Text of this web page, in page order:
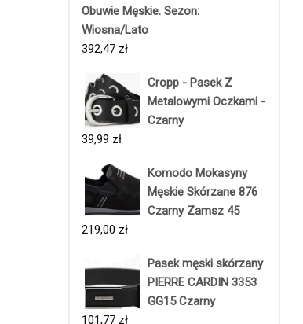
Obuwie Męskie. Sezon:
Wiosna/Lato
392,47 zł
Cropp - Pasek Z
Metalowymi Oczkami -
Czarny
39,99 zł
Komodo Mokasyny
Męskie Skórzane 876
Czarny Zamsz 45
219,00 zł
Pasek męski skórzany
PIERRE CARDIN 3353
GG15 Czarny
101,77 zł